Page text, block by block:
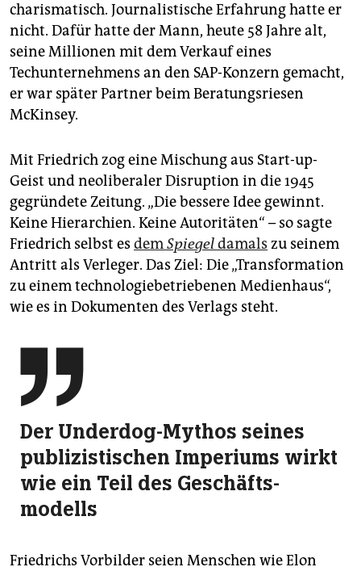
charismatisch. Journalistische Erfahrung hatte er
nicht. Dafür hatte der Mann, heute 58 Jahre alt,
seine Millionen mit dem Verkauf eines
Techunternehmens an den SAP-Konzern gemacht,
er war später Partner beim Beratungsriesen
McKinsey.
Mit Friedrich zog eine Mischung aus Start-up-
Geist und neoliberaler Disruption in die 1945
gegründete Zeitung. „Die bessere Idee gewinnt.
Keine Hie­rarchien. Keine Autoritäten“ – so sagte
Friedrich selbst es demSpiegeldamals zu seinem
Antritt als Verleger. Das Ziel: Die „Transformation
zu einem technologiebetriebenen Medienhaus“,
wie es in Dokumenten des Verlags steht.

Der Underdog-Mythos seines
publizistischen Imperiums wirkt
wie ein Teil des Geschäfts­
modells
Friedrichs Vorbilder seien Menschen wie Elon